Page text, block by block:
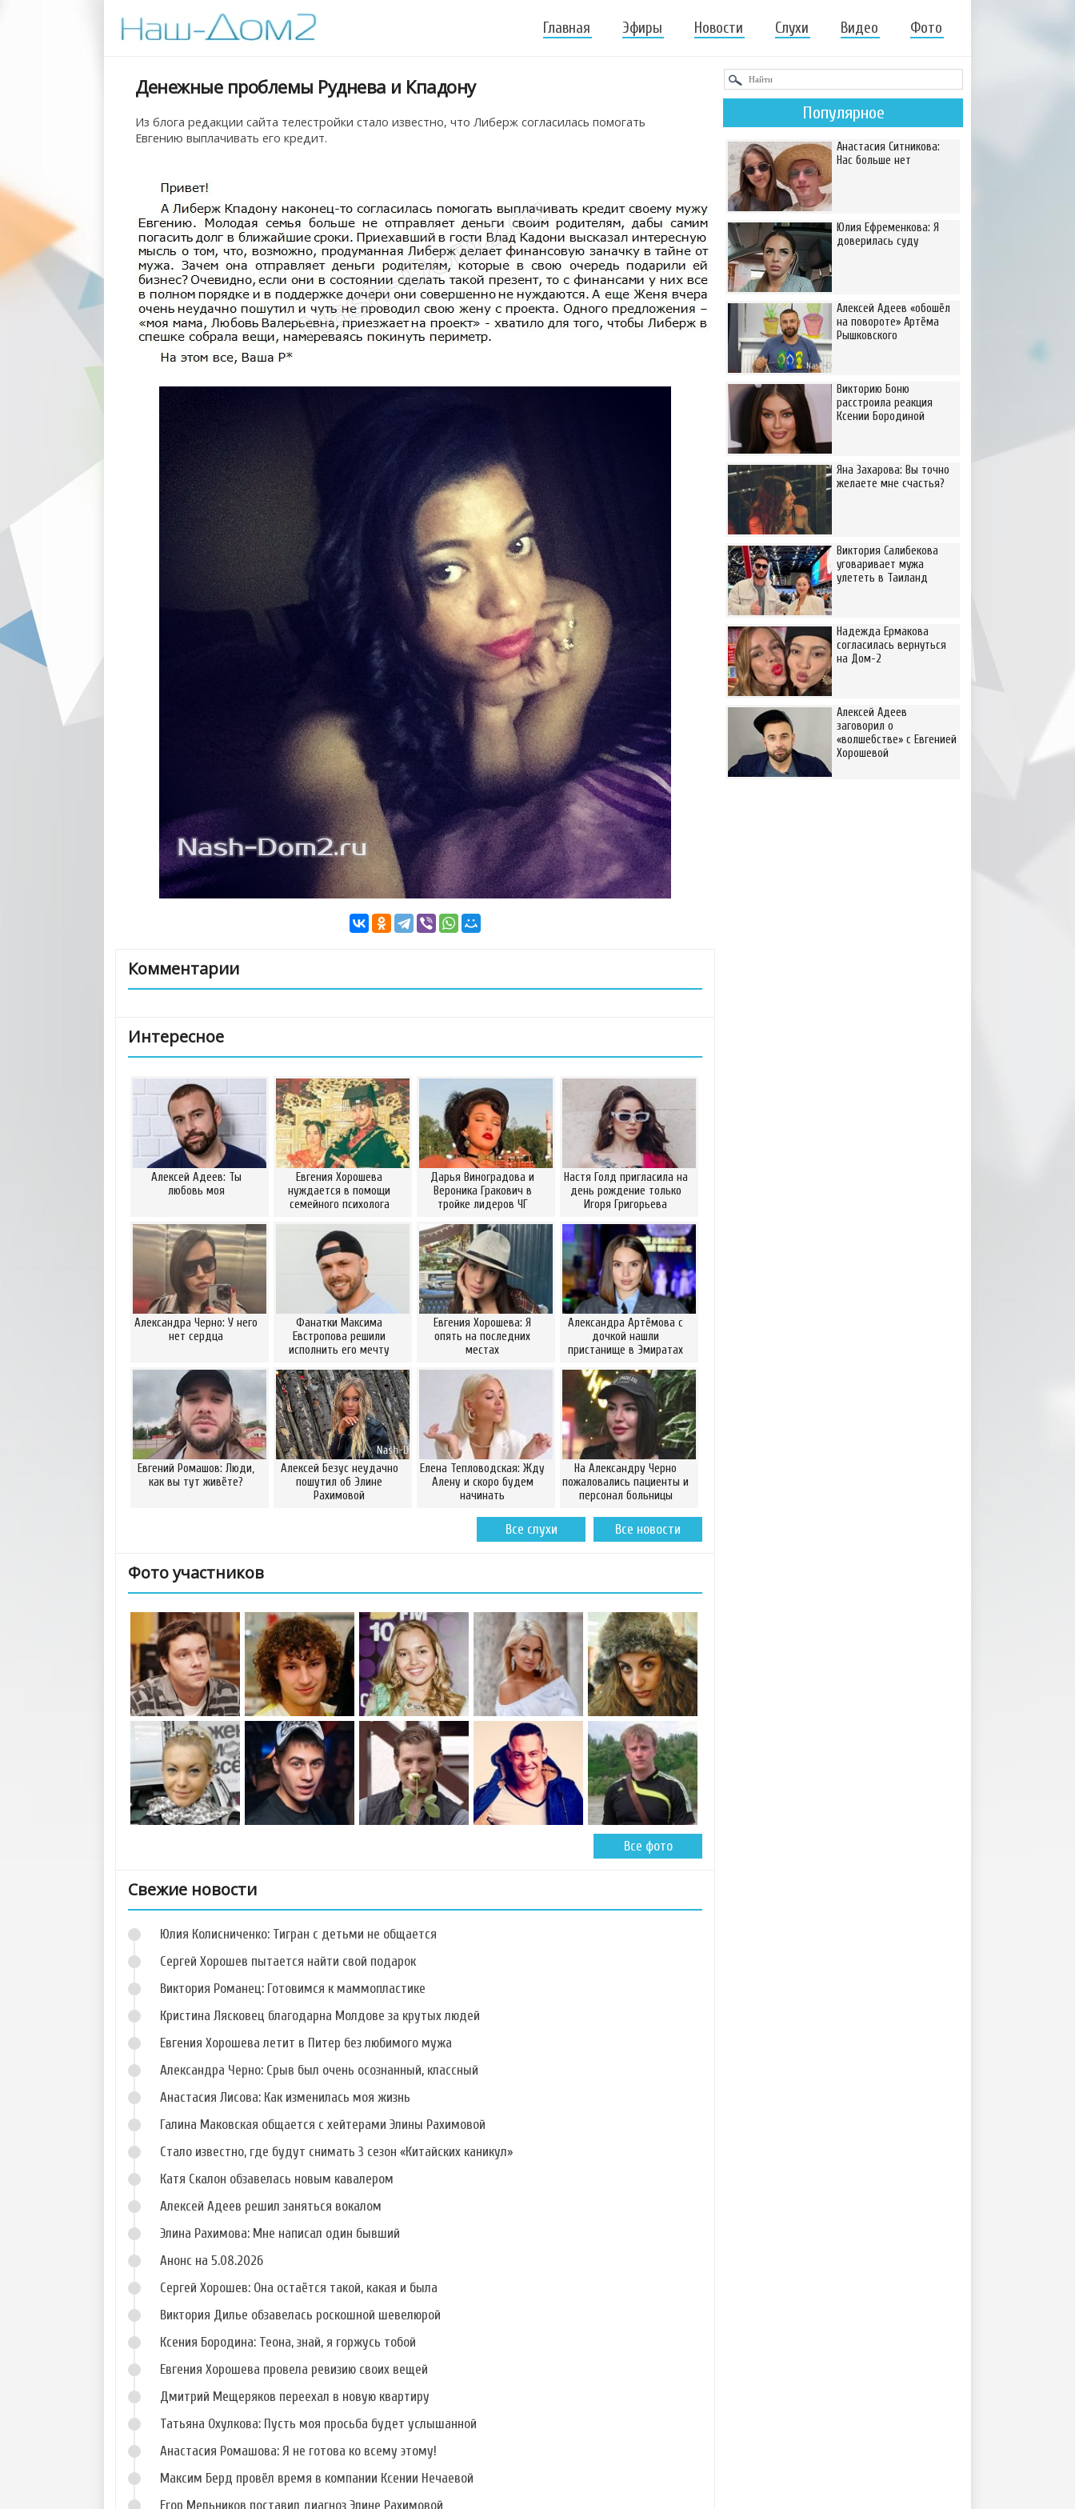
Главная Эфиры Новости Слухи Видео Фото
Денежные проблемы Руднева и Кпадону
Из блога редакции сайта телестройки стало известно, что Либерж согласилась помогать
Евгению выплачивать его кредит.
Комментарии
Интересное
Алексей Адеев: Ты
любовь моя
Евгения Хорошева
нуждается в помощи
семейного психолога
Дарья Виноградова и
Вероника Гракович в
тройке лидеров ЧГ
Настя Голд пригласила на
день рождение только
Игоря Григорьева
Александра Черно: У него
нет сердца
Фанатки Максима
Евстропова решили
исполнить его мечту
Евгения Хорошева: Я
опять на последних
местах
Александра Артёмова с
дочкой нашли
пристанище в Эмиратах
Евгений Ромашов: Люди,
как вы тут живёте?
Алексей Безус неудачно
пошутил об Элине
Рахимовой
Елена Тепловодская: Жду
Алену и скоро будем
начинать
На Александру Черно
пожаловались пациенты и
персонал больницы
Все новости
Все слухи
Фото участников
Фото Андрея Чуева
Фото Никиты
Кузнецова
Фото Марты
Соболевской
Фото Виктории
Шиндаковой
Фото Руслана
Дядюшко
Фото Павла
Писарева
Савченко
Все фото
Свежие новости
Юлия Колисниченко: Тигран с детьми не общается
Сергей Хорошев пытается найти свой подарок
Виктория Романец: Готовимся к маммопластике
Кристина Лясковец благодарна Молдове за крутых людей
Евгения Хорошева летит в Питер без любимого мужа
Александра Черно: Срыв был очень осознанный, классный
Анастасия Лисова: Как изменилась моя жизнь
Галина Маковская общается с хейтерами Элины Рахимовой
Стало известно, где будут снимать 3 сезон «Китайских каникул»
Катя Скалон обзавелась новым кавалером
Алексей Адеев решил заняться вокалом
Элина Рахимова: Мне написал один бывший
Анонс на 5.08.2026
Сергей Хорошев: Она остаётся такой, какая и была
Виктория Дилье обзавелась роскошной шевелюрой
Ксения Бородина: Теона, знай, я горжусь тобой
Евгения Хорошева провела ревизию своих вещей
Дмитрий Мещеряков переехал в новую квартиру
Татьяна Охулкова: Пусть моя просьба будет услышанной
Анастасия Ромашова: Я не готова ко всему этому!
Максим Берд провёл время в компании Ксении Нечаевой
Егор Мельников поставил диагноз Элине Рахимовой
Популярное
Анастасия Ситникова:
Нас больше нет
Юлия Ефременкова: Я
доверилась суду
Алексей Адеев «обошёл
на повороте» Артёма
Рышковского
Викторию Боню
расстроила реакция
Ксении Бородиной
Яна Захарова: Вы точно
желаете мне счастья?
Виктория Салибекова
уговаривает мужа
улететь в Таиланд
Надежда Ермакова
согласилась вернуться
на Дом-2
Алексей Адеев
заговорил о
«волшебстве» с Евгенией
Хорошевой